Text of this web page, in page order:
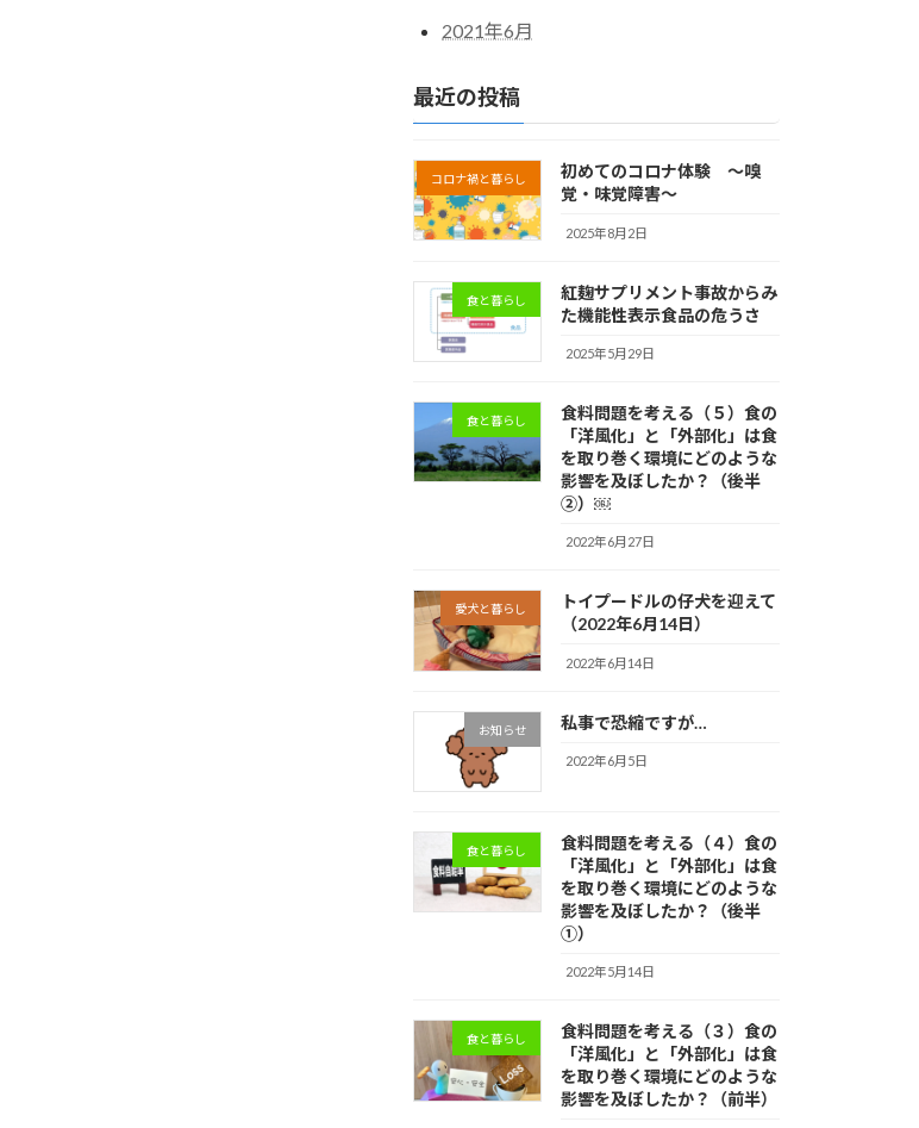
2021年6月
最近の投稿
コロナ禍と暮らし
初めてのコロナ体験 ～嗅
覚・味覚障害～
2025年8月2日
食と暮らし
紅麹サプリメント事故からみ
た機能性表示食品の危うさ
2025年5月29日
食と暮らし
食料問題を考える（５）食の
「洋風化」と「外部化」は食
を取り巻く環境にどのような
影響を及ぼしたか？（後半
②）￼
2022年6月27日
愛犬と暮らし
トイプードルの仔犬を迎えて
（2022年6月14日）
2022年6月14日
お知らせ 私事で恐縮ですが…
2022年6月5日
食と暮らし
食料問題を考える（４）食の
「洋風化」と「外部化」は食
を取り巻く環境にどのような
影響を及ぼしたか？（後半
①）
2022年5月14日
食と暮らし
食料問題を考える（３）食の
「洋風化」と「外部化」は食
を取り巻く環境にどのような
影響を及ぼしたか？（前半）